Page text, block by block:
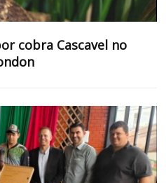
cobra Cascavel no